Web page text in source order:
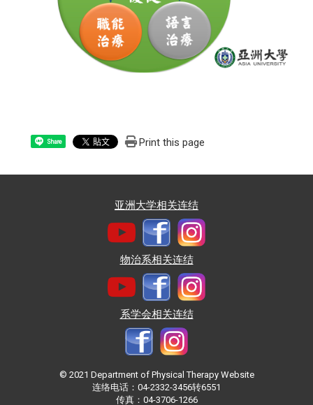
Share Print this page
亚洲大学相关连结
物治系相关连结
系学会相关连结
© 2021 Department of Physical Therapy Website
连络电话：04-2332-3456转6551
传真：04-3706-1266